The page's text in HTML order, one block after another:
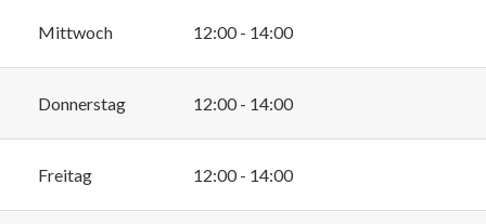
Mittwoch 12:00 - 14:00
Donnerstag 12:00 - 14:00
Freitag 12:00 - 14:00